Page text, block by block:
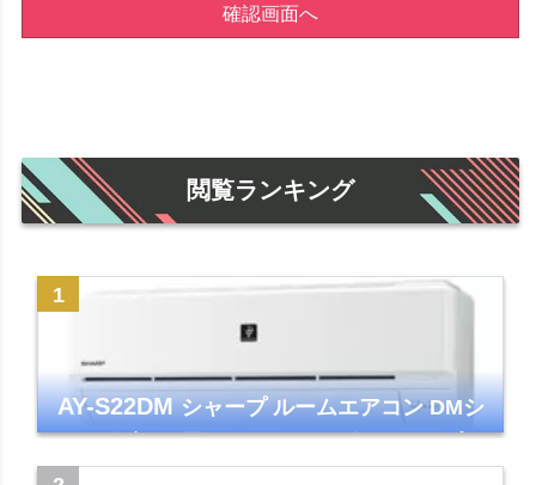
確認画面へ
閲覧ランキング
AY-S22DMシャープ ルームエアコン DMシ
リーズ 主に6畳 ホワイト 2024年モデル プラ